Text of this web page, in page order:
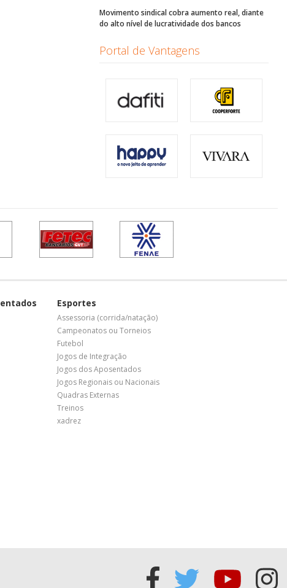
Movimento sindical cobra aumento real, diante
do alto nível de lucratividade dos bancos
Portal de Vantagens
Esportes
Assessoria (corrida/natação)
Campeonatos ou Torneios
Futebol
Jogos de Integração
Jogos dos Aposentados
Jogos Regionais ou Nacionais
Quadras Externas
Treinos
xadrez
Acessar
Acessar